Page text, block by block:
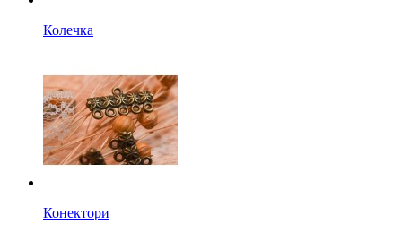
Колечка
Конектори